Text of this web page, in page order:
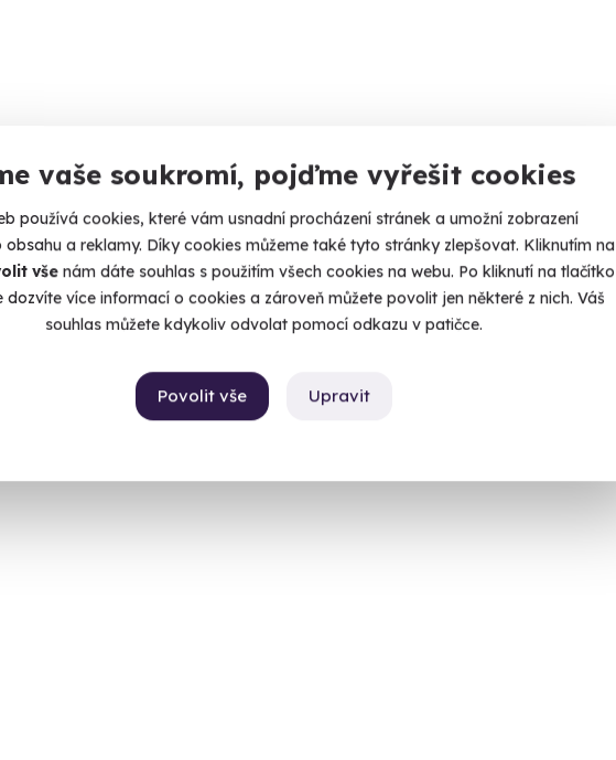
vaše soukromí, pojďme vyřešit cookies
používá cookies, které vám usnadní procházení stránek a umožní zobrazení
obsahu a reklamy. Díky cookies můžeme také tyto stránky zlepšovat. Kliknutím na
vše nám dáte souhlas s použitím všech cookies na webu. Po kliknutí na tlačítko
dozvíte více informací o cookies a zároveň můžete povolit jen některé z nich. Váš
souhlas můžete kdykoliv odvolat pomocí odkazu v patičce.
Upravit
Povolit vše